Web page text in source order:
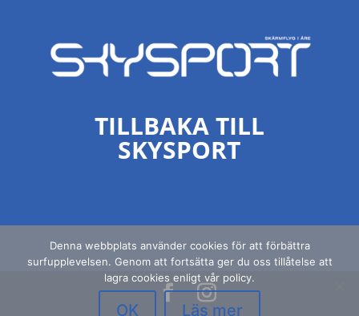
TILLBAKA TILL
SKYSPORT
Denna webbplats använder cookies för att förbättra
surfupplevelsen. Genom att fortsätta ger du oss tillåtelse att
lagra cookies enligt vår policy.
OK Läs mer